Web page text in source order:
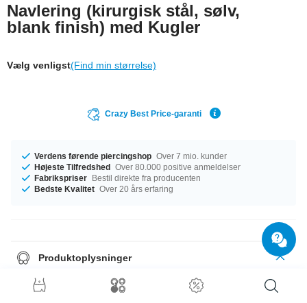
Navlering (kirurgisk stål, sølv,
blank finish) med Kugler
Vælg venligst(Find min størrelse)
Crazy Best Price-garanti
Verdens førende piercingshop Over 7 mio. kunder
Højeste Tilfredshed Over 80.000 positive anmeldelser
Fabrikspriser Bestil direkte fra producenten
Bedste Kvalitet Over 20 års erfaring
Produktoplysninger
Classic bananabell with a larger ball at the bottom. Made of surgical steel.
Clean, sleek, elegant.